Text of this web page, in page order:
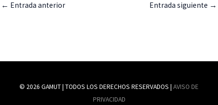
← Entrada anterior Entrada siguiente →
© 2026 GAMUT | TODOS LOS DERECHOS RESERVADOS | AVISO DE
PRIVACIDAD